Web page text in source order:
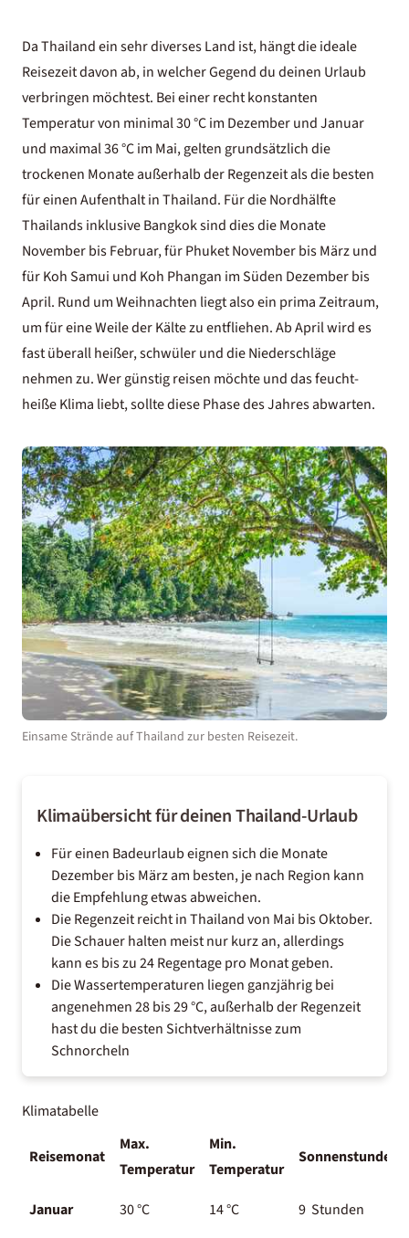
Da Thailand ein sehr diverses Land ist, hängt die ideale
Reisezeit davon ab, in welcher Gegend du deinen Urlaub
verbringen möchtest. Bei einer recht konstanten
Temperatur von minimal 30 °C im Dezember und Januar
und maximal 36 °C im Mai, gelten grundsätzlich die
trockenen Monate außerhalb der Regenzeit als die besten
für einen Aufenthalt in Thailand. Für die Nordhälfte
Thailands inklusive Bangkok sind dies die Monate
November bis Februar, für Phuket November bis März und
für Koh Samui und Koh Phangan im Süden Dezember bis
April. Rund um Weihnachten liegt also ein prima Zeitraum,
um für eine Weile der Kälte zu entfliehen. Ab April wird es
fast überall heißer, schwüler und die Niederschläge
nehmen zu. Wer günstig reisen möchte und das feucht-
heiße Klima liebt, sollte diese Phase des Jahres abwarten.
Einsame Strände auf Thailand zur besten Reisezeit.
Klimaübersicht für deinen Thailand-Urlaub
Für einen Badeurlaub eignen sich die Monate
Dezember bis März am besten, je nach Region kann
die Empfehlung etwas abweichen.
Die Regenzeit reicht in Thailand von Mai bis Oktober.
Die Schauer halten meist nur kurz an, allerdings
kann es bis zu 24 Regentage pro Monat geben.
Die Wassertemperaturen liegen ganzjährig bei
angenehmen 28 bis 29 °C, außerhalb der Regenzeit
hast du die besten Sichtverhältnisse zum
Schnorcheln
Klimatabelle
Reisemonat
Max.
Temperatur
Min.
Temperatur
Sonnenstunden
Januar 30 °C 14 °C
9 Stunden